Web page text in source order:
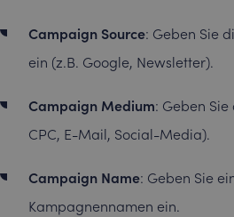
Campaign Source: Geben Sie
ein (z.B. Google, Newsletter).
Campaign Medium: Geben
CPC, E-Mail, Social-Media).
Campaign Name: Geben Sie
Kampagnennamen ein.